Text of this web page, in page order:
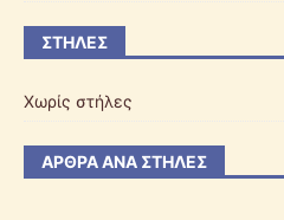
ΣΤΉΛΕΣ
Χωρίς στήλες
ΆΡΘΡΑ ΑΝΆ ΣΤΉΛΕΣ